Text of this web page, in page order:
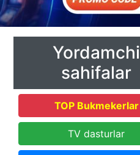
Yordamchi
sahifalar
TOP Bukmekerlar
TV dasturlar